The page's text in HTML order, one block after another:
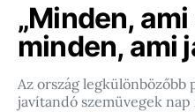
„Minden,
minden, ami
Az ország
javítandó szemüvegek